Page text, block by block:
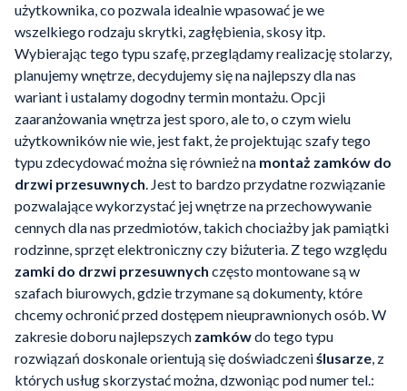
użytkownika, co pozwala idealnie wpasować je we
wszelkiego rodzaju skrytki, zagłębienia, skosy itp.
Wybierając tego typu szafę, przeglądamy realizację stolarzy,
planujemy wnętrze, decydujemy się na najlepszy dla nas
wariant i ustalamy dogodny termin montażu. Opcji
zaaranżowania wnętrza jest sporo, ale to, o czym wielu
użytkowników nie wie, jest fakt, że projektując szafy tego
typu zdecydować można się również na montaż zamków do
drzwi przesuwnych. Jest to bardzo przydatne rozwiązanie
pozwalające wykorzystać jej wnętrze na przechowywanie
cennych dla nas przedmiotów, takich chociażby jak pamiątki
rodzinne, sprzęt elektroniczny czy biżuteria. Z tego względu
zamki do drzwi przesuwnych często montowane są w
szafach biurowych, gdzie trzymane są dokumenty, które
chcemy ochronić przed dostępem nieuprawnionych osób. W
zakresie doboru najlepszych zamkówdo tego typu
rozwiązań doskonale orientują się doświadczeniślusarze, z
których usług skorzystać można, dzwoniąc pod numer tel.: